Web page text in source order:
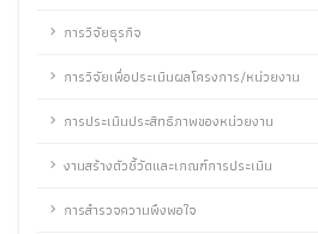
การวิจัยธุรกิจ
การวิจัยเพื่อประเมินผลโครงการ/หน่วยงาน
การประเมินประสิทธิภาพของหน่วยงาน
งานสร้างตัวชี้วัดและเกณฑ์การประเมิน
การสำรวจความพึงพอใจ